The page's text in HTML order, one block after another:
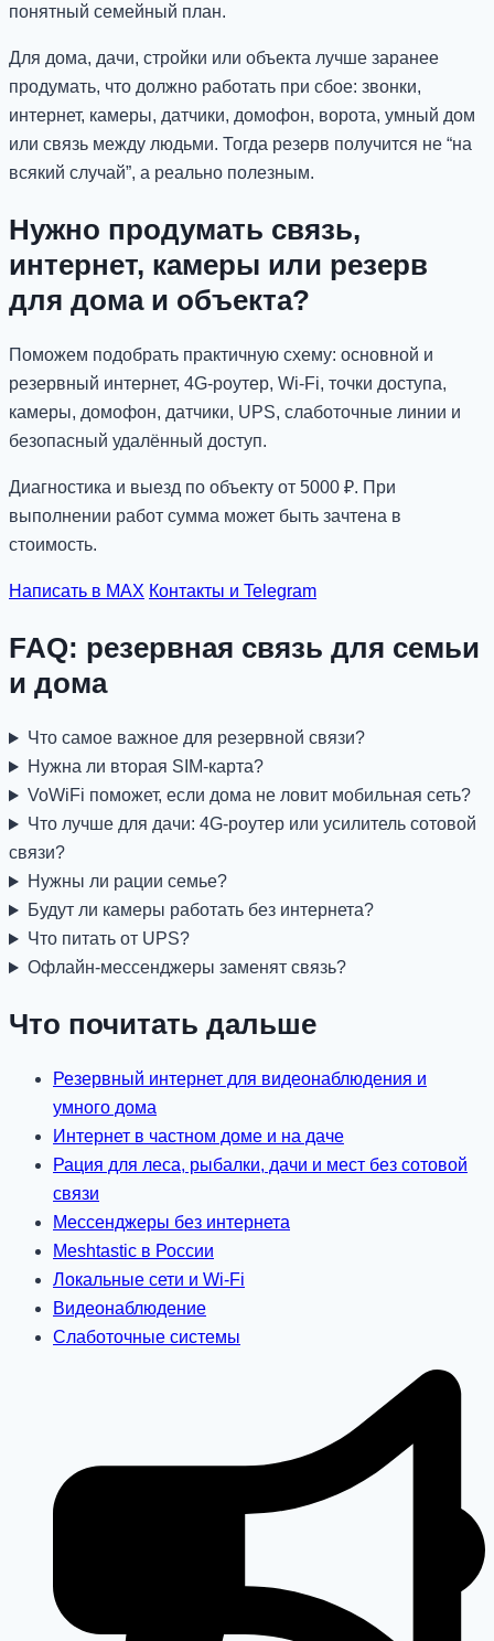
понятный семейный план.
Для дома, дачи, стройки или объекта лучше заранее
продумать, что должно работать при сбое: звонки,
интернет, камеры, датчики, домофон, ворота, умный дом
или связь между людьми. Тогда резерв получится не “на
всякий случай”, а реально полезным.
Нужно продумать связь,
интернет, камеры или резерв
для дома и объекта?
Поможем подобрать практичную схему: основной и
резервный интернет, 4G-роутер, Wi-Fi, точки доступа,
камеры, домофон, датчики, UPS, слаботочные линии и
безопасный удалённый доступ.
Диагностика и выезд по объекту от 5000 ₽. При
выполнении работ сумма может быть зачтена в
стоимость.
Написать в MAX Контакты и Telegram
FAQ: резервная связь для семьи
и дома
Что самое важное для резервной связи?
Нужна ли вторая SIM-карта?
VoWiFi поможет, если дома не ловит мобильная сеть?
Что лучше для дачи: 4G-роутер или усилитель сотовой
связи?
Нужны ли рации семье?
Будут ли камеры работать без интернета?
Что питать от UPS?
Офлайн-мессенджеры заменят связь?
Что почитать дальше
Резервный интернет для видеонаблюдения и
умного дома
Интернет в частном доме и на даче
Рация для леса, рыбалки, дачи и мест без сотовой
связи
Мессенджеры без интернета
Meshtastic в России
Локальные сети и Wi-Fi
Видеонаблюдение
Слаботочные системы